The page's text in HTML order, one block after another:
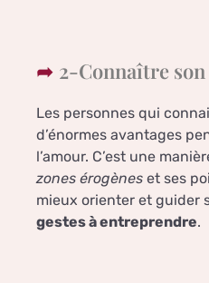
2-Connaître
Les personnes qui
d’énormes avantages
l’amour. C’est une
zones érogènes et ses
mieux orienter et guider
gestes à entreprendre.